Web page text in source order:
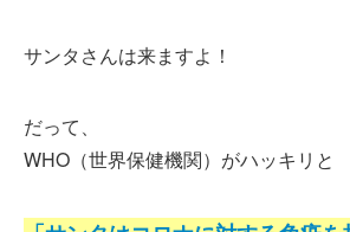
サンタさんは来ますよ！
だって、
WHO（世界保健機関）がハッキリと